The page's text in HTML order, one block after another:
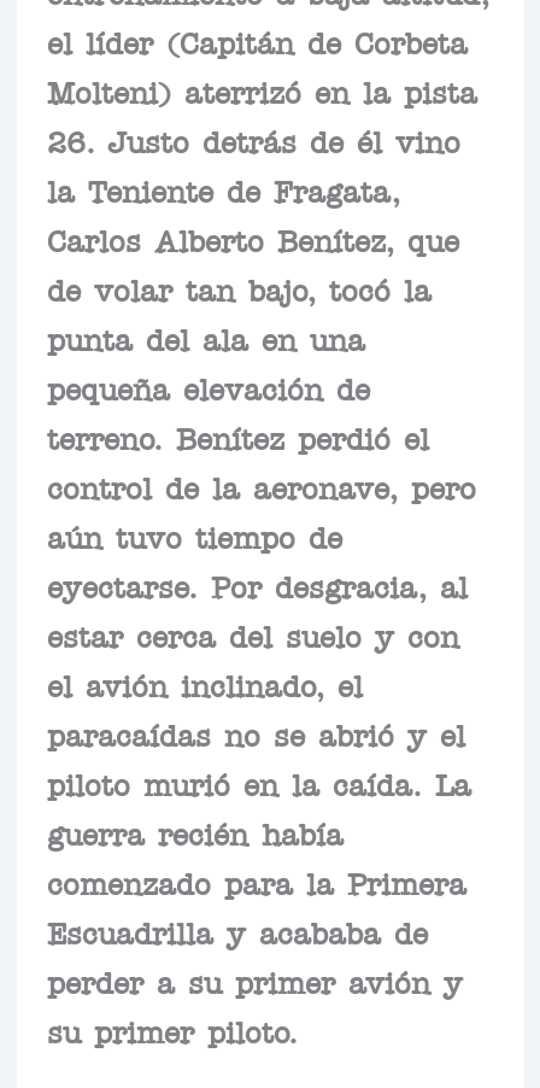
el líder (Capitán de Corbeta
Molteni) aterrizó en la pista
26. Justo detrás de él vino
la Teniente de Fragata,
Carlos Alberto Benítez, que
de volar tan bajo, tocó la
punta del ala en una
pequeña elevación de
terreno. Benítez perdió el
control de la aeronave, pero
aún tuvo tiempo de
eyectarse. Por desgracia, al
estar cerca del suelo y con
el avión inclinado, el
paracaídas no se abrió y el
piloto murió en la caída. La
guerra recién había
comenzado para la Primera
Escuadrilla y acababa de
perder a su primer avión y
su primer piloto.